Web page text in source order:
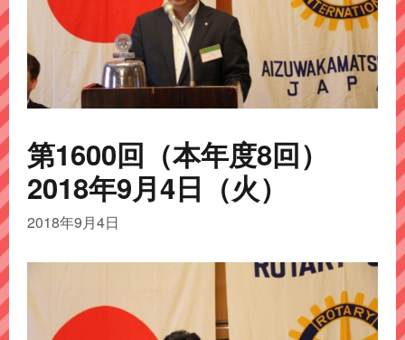
第1600回（本年度8回）
2018年9月4日（火）
2018年9月4日